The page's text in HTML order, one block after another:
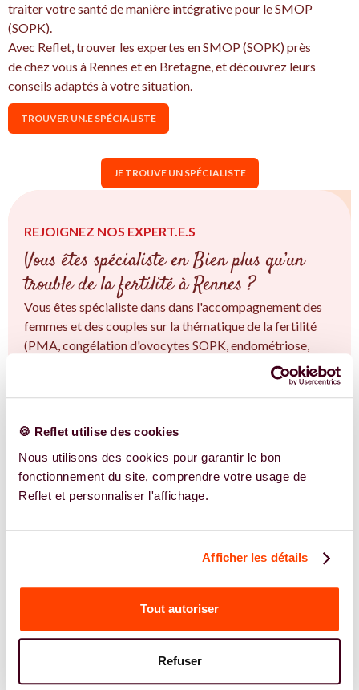
🍪 Reflet utilise des cookies
Nous utilisons des cookies pour garantir le bon
fonctionnement du site, comprendre votre usage de
Reflet et personnaliser l'affichage.
Afficher les détails
Tout autoriser
Refuser
traiter votre santé de manière intégrative pour le SMOP
(SOPK).
Avec Reflet, trouver les expertes en SMOP (SOPK) près
de chez vous à Rennes et en Bretagne, et découvrez leurs
conseils adaptés à votre situation.
TROUVER UN.E SPÉCIALISTE
JE TROUVE UN SPÉCIALISTE
REJOIGNEZ NOS EXPERT.E.S
Vous êtes spécialiste en Bien plus qu’un
trouble de la fertilité à Rennes ?
Vous êtes spécialiste dans dans l'accompagnement des
femmes et des couples sur la thématique de la fertilité
(PMA, congélation d'ovocytes SOPK, endométriose,
fertilité naturelle...) à Rennes et en Bretagne. Vous êtes
convaincu.e qu'une approche intégrative est la clé ?
Rejoignez-nous !
EN SAVOIR PLUS